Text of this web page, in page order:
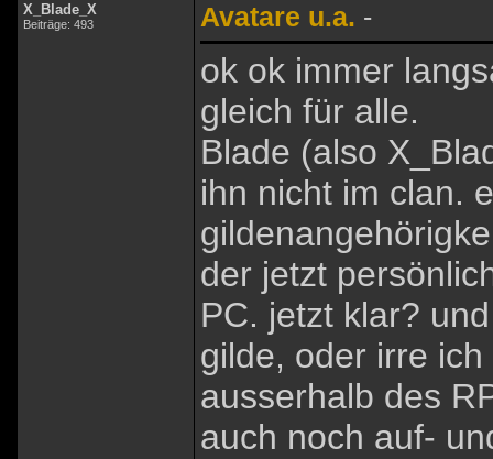
X_Blade_X
Beiträge: 493 Avatare u.a. -
ok ok immer
gleich für alle.
Blade (also
ihn nicht im clan.
der jetzt
PC. jetzt klar?
gilde, oder irre
ausserhalb des
auch noch auf-